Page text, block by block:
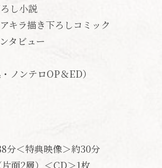
し小説
キラ描き下ろしコミック
タビュー
ノンテロOP＆ED）
分＜特典映像＞約30分
面2層）＜CD＞1枚